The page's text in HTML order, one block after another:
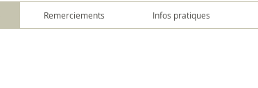
Remerciements Infos pratiques